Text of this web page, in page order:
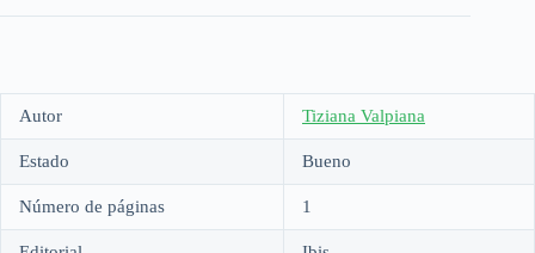
Autor Tiziana Valpiana
Estado Bueno
Número de páginas 1